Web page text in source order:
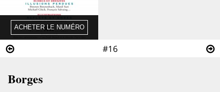
#16
Borges